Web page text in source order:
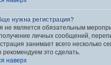
нужна регистрация?
не является обязательным
личных сообщений,
занимает всего несколько
рекомендуем это сделать.
наверх